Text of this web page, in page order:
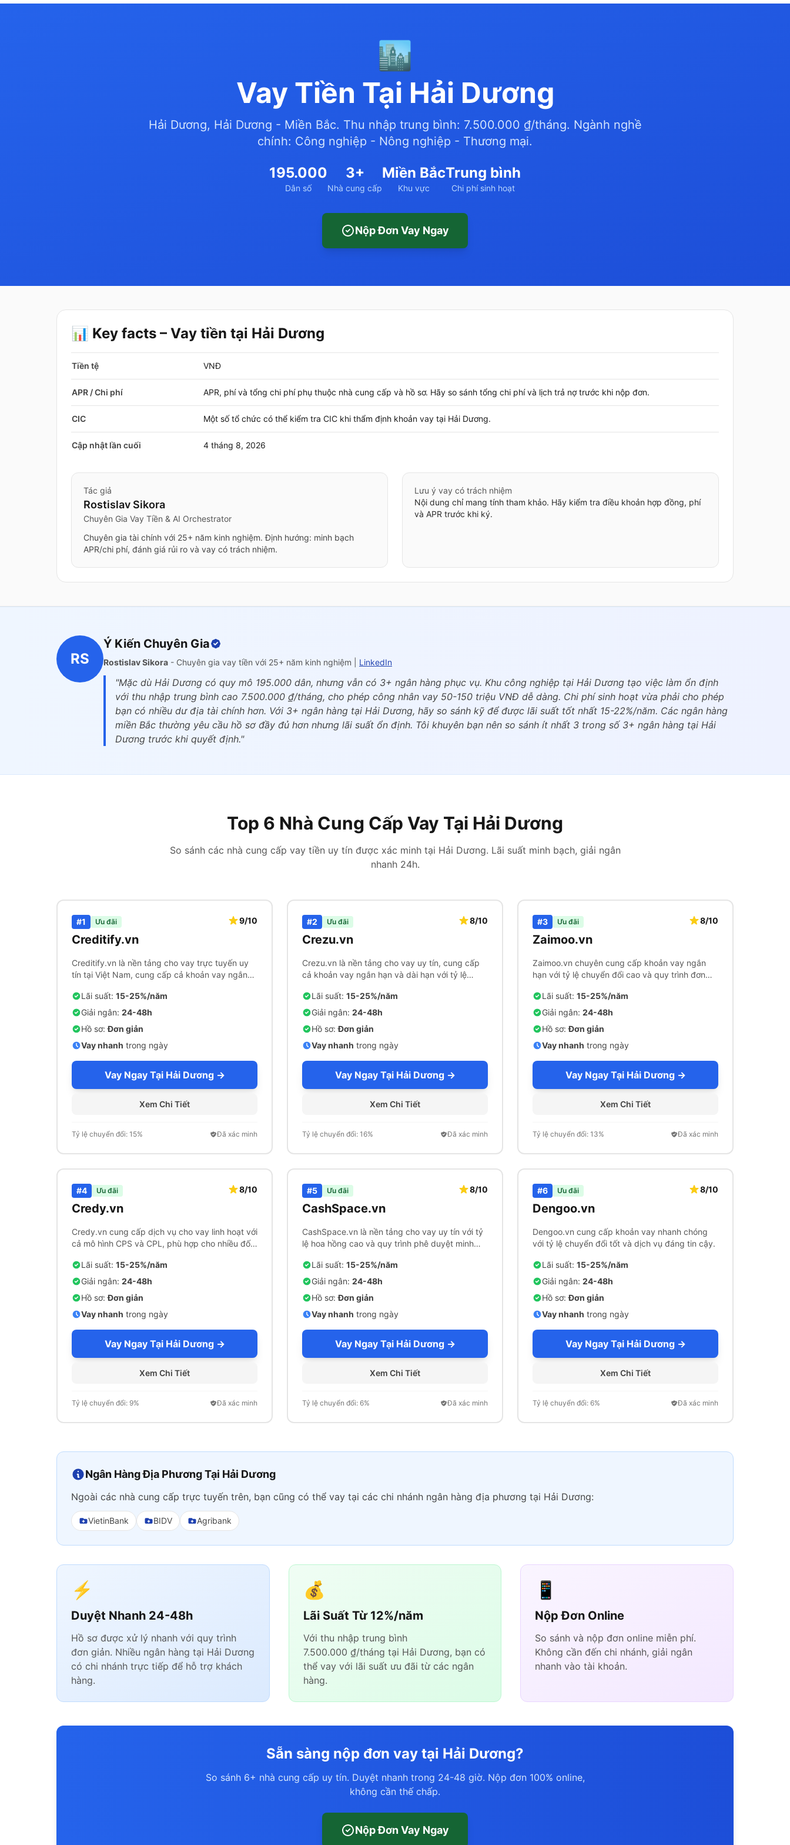
🏙️
Vay Tiền Tại Hải Dương
Hải Dương, Hải Dương - Miền Bắc. Thu nhập trung bình: 7.500.000 ₫/tháng. Ngành nghề
chính: Công nghiệp - Nông nghiệp - Thương mại.
195.000
Dân số
3+
Nhà cung cấp
Miền Bắc
Khu vực
Trung bình
Chi phí sinh hoạt
Nộp Đơn Vay Ngay
📊 Key facts – Vay tiền tại Hải Dương
Tiền tệ VNĐ
APR / Chi phí APR, phí và tổng chi phí phụ thuộc nhà cung cấp và hồ sơ. Hãy so sánh tổng chi phí và lịch trả nợ trước khi nộp đơn.
CIC Một số tổ chức có thể kiểm tra CIC khi thẩm định khoản vay tại Hải Dương.
Cập nhật lần cuối 4 tháng 8, 2026
Tác giả
Rostislav Sikora
Chuyên Gia Vay Tiền & AI Orchestrator
Chuyên gia tài chính với 25+ năm kinh nghiệm. Định hướng: minh bạch
APR/chi phí, đánh giá rủi ro và vay có trách nhiệm.
Lưu ý vay có trách nhiệm
Nội dung chỉ mang tính tham khảo. Hãy kiểm tra điều khoản hợp đồng, phí
và APR trước khi ký.
RS
Ý Kiến Chuyên Gia
Rostislav Sikora - Chuyên gia vay tiền với 25+ năm kinh nghiệm | LinkedIn
"Mặc dù Hải Dương có quy mô 195.000 dân, nhưng vẫn có 3+ ngân hàng phục vụ. Khu công nghiệp tại Hải Dương tạo việc làm ổn định
với thu nhập trung bình cao 7.500.000 ₫/tháng, cho phép công nhân vay 50-150 triệu VNĐ dễ dàng. Chi phí sinh hoạt vừa phải cho phép
bạn có nhiều dư địa tài chính hơn. Với 3+ ngân hàng tại Hải Dương, hãy so sánh kỹ để được lãi suất tốt nhất 15-22%/năm. Các ngân hàng
miền Bắc thường yêu cầu hồ sơ đầy đủ hơn nhưng lãi suất ổn định. Tôi khuyên bạn nên so sánh ít nhất 3 trong số 3+ ngân hàng tại Hải
Dương trước khi quyết định."
Top 6 Nhà Cung Cấp Vay Tại Hải Dương
So sánh các nhà cung cấp vay tiền uy tín được xác minh tại Hải Dương. Lãi suất minh bạch, giải ngân
nhanh 24h.
#1 Ưu đãi
Creditify.vn
9/10
Creditify.vn là nền tảng cho vay trực tuyến uy
tín tại Việt Nam, cung cấp cả khoản vay ngắn
chóng.
Lãi suất: 15-25%/năm
Giải ngân: 24-48h
Hồ sơ:Đơn giản
Vay nhanh trong ngày
Vay Ngay Tại Hải Dương →
Xem Chi Tiết
Tỷ lệ chuyển đổi: 15% Đã xác minh
#2 Ưu đãi
Crezu.vn
8/10
Crezu.vn là nền tảng cho vay uy tín, cung cấp
cả khoản vay ngắn hạn và dài hạn với tỷ lệ
Lãi suất: 15-25%/năm
Giải ngân: 24-48h
Hồ sơ:Đơn giản
Vay nhanh trong ngày
Vay Ngay Tại Hải Dương →
Xem Chi Tiết
Tỷ lệ chuyển đổi: 16% Đã xác minh
#3 Ưu đãi
Zaimoo.vn
8/10
Zaimoo.vn chuyên cung cấp khoản vay ngắn
hạn với tỷ lệ chuyển đổi cao và quy trình đơn
Lãi suất: 15-25%/năm
Giải ngân: 24-48h
Hồ sơ:Đơn giản
Vay nhanh trong ngày
Vay Ngay Tại Hải Dương →
Xem Chi Tiết
Tỷ lệ chuyển đổi: 13% Đã xác minh
#4 Ưu đãi
Credy.vn
8/10
Credy.vn cung cấp dịch vụ cho vay linh hoạt với
cả mô hình CPS và CPL, phù hợp cho nhiều đối
Lãi suất: 15-25%/năm
Giải ngân: 24-48h
Hồ sơ:Đơn giản
Vay nhanh trong ngày
Vay Ngay Tại Hải Dương →
Xem Chi Tiết
Tỷ lệ chuyển đổi: 9% Đã xác minh
#5 Ưu đãi
CashSpace.vn
8/10
CashSpace.vn là nền tảng cho vay uy tín với tỷ
lệ hoa hồng cao và quy trình phê duyệt minh
Lãi suất: 15-25%/năm
Giải ngân: 24-48h
Hồ sơ:Đơn giản
Vay nhanh trong ngày
Vay Ngay Tại Hải Dương →
Xem Chi Tiết
Tỷ lệ chuyển đổi: 6% Đã xác minh
#6 Ưu đãi
Dengoo.vn
8/10
Dengoo.vn cung cấp khoản vay nhanh chóng
với tỷ lệ chuyển đổi tốt và dịch vụ đáng tin cậy.
Lãi suất: 15-25%/năm
Giải ngân: 24-48h
Hồ sơ:Đơn giản
Vay nhanh trong ngày
Vay Ngay Tại Hải Dương →
Xem Chi Tiết
Tỷ lệ chuyển đổi: 6% Đã xác minh
Ngân Hàng Địa Phương Tại Hải Dương
Ngoài các nhà cung cấp trực tuyến trên, bạn cũng có thể vay tại các chi nhánh ngân hàng địa phương tại Hải Dương:
VietinBank BIDV Agribank
⚡
Duyệt Nhanh 24-48h
Hồ sơ được xử lý nhanh với quy trình
đơn giản. Nhiều ngân hàng tại Hải Dương
có chi nhánh trực tiếp để hỗ trợ khách
hàng.
💰
Lãi Suất Từ 12%/năm
Với thu nhập trung bình
7.500.000 ₫/tháng tại Hải Dương, bạn có
thể vay với lãi suất ưu đãi từ các ngân
hàng.
📱
Nộp Đơn Online
So sánh và nộp đơn online miễn phí.
Không cần đến chi nhánh, giải ngân
nhanh vào tài khoản.
Sẵn sàng nộp đơn vay tại Hải Dương?
So sánh 6+ nhà cung cấp uy tín. Duyệt nhanh trong 24-48 giờ. Nộp đơn 100% online,
không cần thế chấp.
Nộp Đơn Vay Ngay